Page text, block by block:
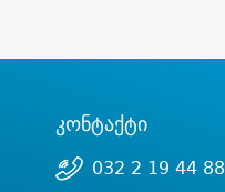
კონტაქტი
032 2 19 44 88